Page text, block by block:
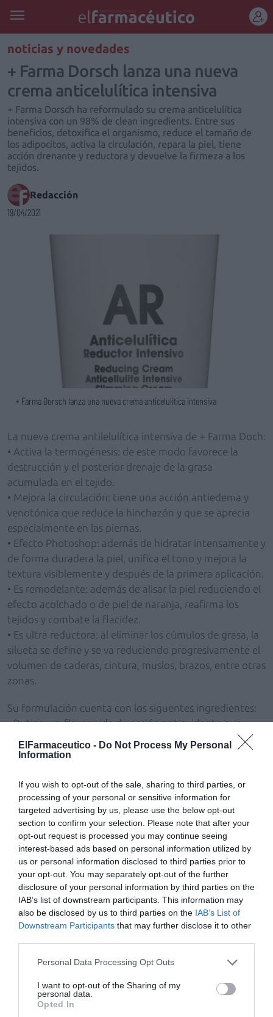
ElFarmaceutico - Do Not Process My Personal
Information
If you wish to opt-out of the sale, sharing to third parties, or
processing of your personal or sensitive information for
targeted advertising by us, please use the below opt-out
section to confirm your selection. Please note that after your
opt-out request is processed you may continue seeing
interest-based ads based on personal information utilized by
us or personal information disclosed to third parties prior to
your opt-out. You may separately opt-out of the further
disclosure of your personal information by third parties on the
IAB’s list of downstream participants. This information may
also be disclosed by us to third parties on the IAB’s List of
Downstream Participants that may further disclose it to other
Personal Data Processing Opt Outs
I want to opt-out of the Sharing of my
personal data.
Opted In
REGÍSTRATE
noticias y novedades
+ Farma Dorsch lanza una nueva
crema anticelulítica intensiva
+ Farma Dorsch ha reformulado su crema anticelulítica
intensiva con un 98% de clean ingredients. Entre sus
beneficios, detoxifica el organismo, reduce el tamaño de
los adipocitos, activa la circulación, repara la piel, tiene
acción drenante y reductora y devuelve la firmeza a los
tejidos.
Redacción
19/04/2021
+ Farma Dorsch lanza una nueva crema anticelulítica intensiva
La nueva crema antilelulítica intensiva de + Farma Doch:
• Activa la termogénesis: de este modo favorece la
destrucción y el posterior drenaje de la grasa
acumulada en el tejido.
• Mejora la circulación: tiene una acción antiedema y
venotónica que reduce la hinchazón y que se aprecia
especialmente en las piernas.
• Efecto Photoshop: además de hidratar intensamente y
de forma duradera la piel, unifica el tono y mejora la
textura visiblemente y después de la primera aplicación.
• Es remodelante: además de alisar la piel reduciendo el
efecto acolchado o de piel de naranja, reafirma los
tejidos y combate la flacidez.
• Es ultra reductora: al eliminar los cúmulos de grasa, la
silueta se define y se va reduciendo progresivamente el
volumen de caderas, cintura, muslos, brazos, entre otras
zonas.
Su formulación cuenta con los siguentes ingredientes:
• Rutina, un flavonoide de acción antioxidante que
activa la circulación.
• Hesperidina con acción venotónica.
• Hiedra, que es antiinflamatoria, calmante y
descongestiva.
• Castaño de indias para mejorar la circulación.
• Extracto de tisochysis lutea, un alga unicelular para
quemar la grasa.
• Zanahoria, hidratante y con efecto antioxidante.
• Vitamina E, que suaviza y mejora la textura de la piel.
• Malakita, una fuente mineral de acción detox, que
combate la polución y repara los tejidos.
• Manteca de karité, de acción antiinflamatoria y
que aumenta las defensas y la regeneración de la piel y
alisa las arrugas.
Se comercializa en el mercado con un P.V.P. de 36,90 €.